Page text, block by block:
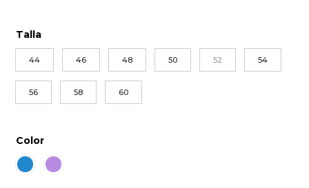
Talla
44 46 48 50 52 54
56 58 60
Color